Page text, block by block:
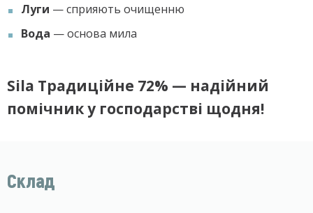
Луги — сприяють очищенню
Вода — основа мила
Sila Традиційне 72% — надійний
помічник у господарстві щодня!
Склад